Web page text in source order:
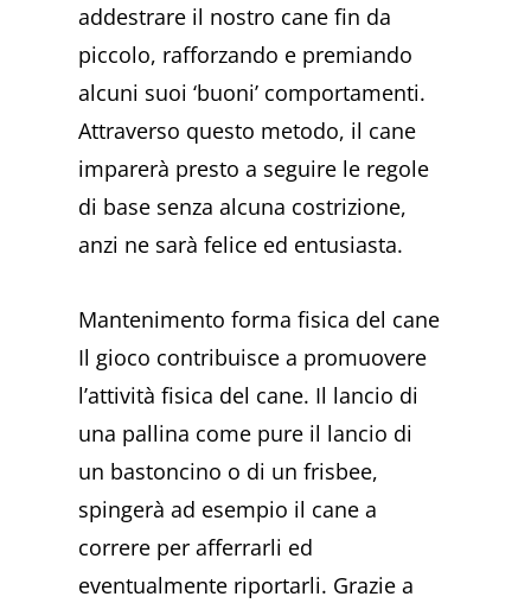
addestrare il nostro cane fin da
piccolo, rafforzando e premiando
alcuni suoi ‘buoni’ comportamenti.
Attraverso questo metodo, il cane
imparerà presto a seguire le regole
di base senza alcuna costrizione,
anzi ne sarà felice ed entusiasta.
Mantenimento forma fisica del cane
Il gioco contribuisce a promuovere
l’attività fisica del cane. Il lancio di
una pallina come pure il lancio di
un bastoncino o di un frisbee,
spingerà ad esempio il cane a
correre per afferrarli ed
eventualmente riportarli. Grazie a